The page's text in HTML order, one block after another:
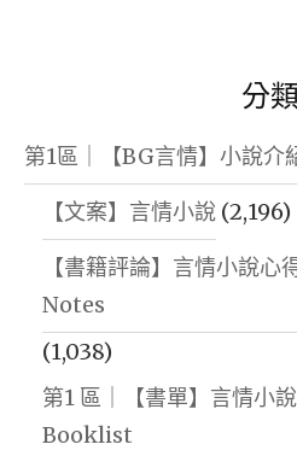
分類
第1區｜【BG言情】小說介
【文案】言情小說 (2,196)
【書籍評論】言情小說
Notes
(1,038)
第1 區｜【書單】言情小
Booklist